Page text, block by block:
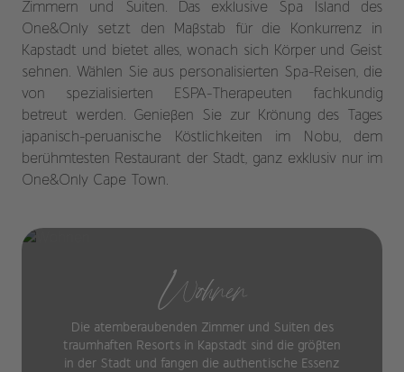
Zimmern und Suiten. Das exklusive Spa Island des
One&Only setzt den Maßstab für die Konkurrenz in
Kapstadt und bietet alles, wonach sich Körper und Geist
sehnen. Wählen Sie aus personalisierten Spa-Reisen, die
von spezialisierten ESPA-Therapeuten fachkundig
betreut werden. Genießen Sie zur Krönung des Tages
japanisch-peruanische Köstlichkeiten im Nobu, dem
berühmtesten Restaurant der Stadt, ganz exklusiv nur im
One&Only Cape Town.
Wohnen
Die atemberaubenden Zimmer und Suiten des
traumhaften Resorts in Kapstadt sind die größten
in der Stadt und fangen die authentische Essenz